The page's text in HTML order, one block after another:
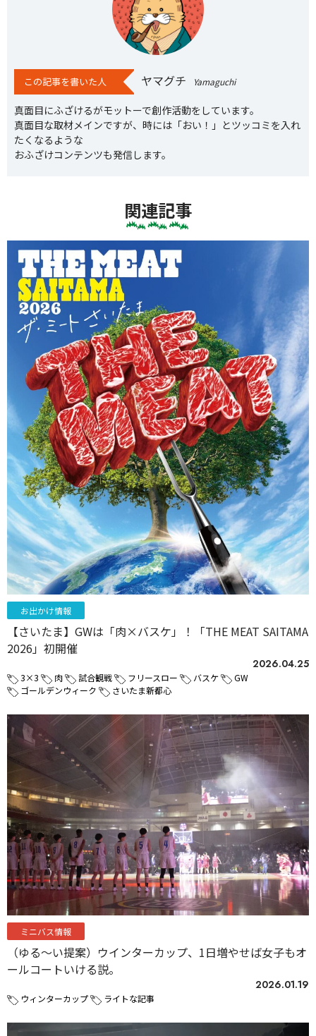
この記事を書いた人 ヤマグチ Yamaguchi
真面目にふざけるがモットーで創作活動をしています。
真面目な取材メインですが、時には「おい！」とツッコミを入れ
たくなるような
おふざけコンテンツも発信します。
関連記事
お出かけ情報
【さいたま】GWは「肉×バスケ」！「THE MEAT SAITAMA
2026」初開催
2026.04.25
3×3 肉 試合観戦 フリースロー バスケ
GW
ゴールデンウィーク
さいたま新都心
ミニバス情報
（ゆる〜い提案）ウインターカップ、1日増やせば女子もオ
ールコートいける説。
2026.01.19
ウィンターカップ ライトな記事